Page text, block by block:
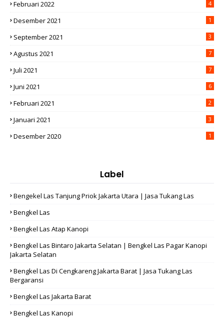
Februari 2022 4
Desember 2021 1
September 2021 3
Agustus 2021 7
Juli 2021 7
Juni 2021 6
Februari 2021 2
Januari 2021 3
Desember 2020 1
Label
Bengekel Las Tanjung Priok Jakarta Utara | Jasa Tukang Las
Bengkel Las
Bengkel Las Atap Kanopi
Bengkel Las Bintaro Jakarta Selatan | Bengkel Las Pagar Kanopi
Jakarta Selatan
Bengkel Las Di Cengkareng Jakarta Barat | Jasa Tukang Las
Bergaransi
Bengkel Las Jakarta Barat
Bengkel Las Kanopi